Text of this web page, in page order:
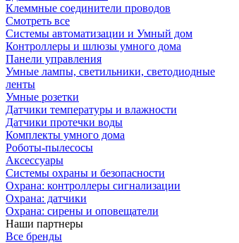
Клеммные соединители проводов
Смотреть все
Системы автоматизации и Умный дом
Контроллеры и шлюзы умного дома
Панели управления
Умные лампы, светильники, светодиодные
ленты
Умные розетки
Датчики температуры и влажности
Датчики протечки воды
Комплекты умного дома
Роботы-пылесосы
Аксессуары
Системы охраны и безопасности
Охрана: контроллеры сигнализации
Охрана: датчики
Охрана: сирены и оповещатели
Наши партнеры
Все бренды